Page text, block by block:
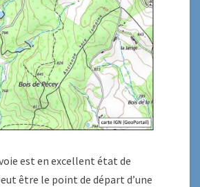
est en excellent état de
être le point de départ d’une